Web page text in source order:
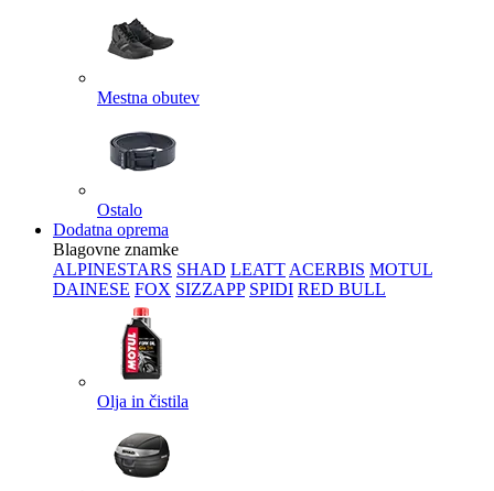
Mestna obutev
Ostalo
Dodatna oprema
Blagovne znamke
ALPINESTARS SHAD LEATT ACERBIS MOTUL
DAINESE FOX SIZZAPP SPIDI RED BULL
Olja in čistila